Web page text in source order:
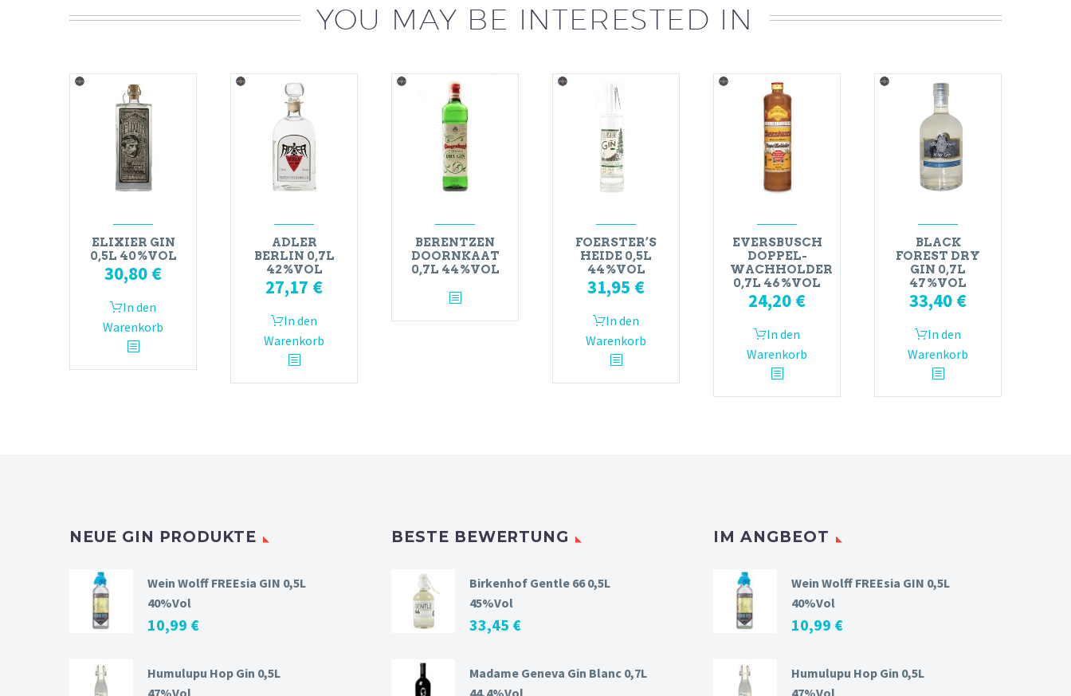
YOU MAY BE INTERESTED IN
ELIXIER GIN
0,5L 40%VOL
30,80 €
In den
Warenkorb
ADLER
BERLIN 0,7L
42%VOL
27,17 €
In den
Warenkorb
BERENTZEN
DOORNKAAT
0,7L 44%VOL
FOERSTER’S
HEIDE 0,5L
44%VOL
31,95 €
In den
Warenkorb
EVERSBUSCH
DOPPEL-
WACHHOLDER
0,7L 46%VOL
24,20 €
In den
Warenkorb
BLACK
FOREST DRY
GIN 0,7L
47%VOL
33,40 €
In den
Warenkorb
NEUE GIN PRODUKTE
Wein Wolff FREEsia GIN 0,5L
40%Vol
10,99 €
Humulupu Hop Gin 0,5L
BESTE BEWERTUNG
Birkenhof Gentle 66 0,5L
45%Vol
33,45 €
Madame Geneva Gin Blanc 0,7L
IM ANGBEOT
Wein Wolff FREEsia GIN 0,5L
40%Vol
10,99 €
Humulupu Hop Gin 0,5L